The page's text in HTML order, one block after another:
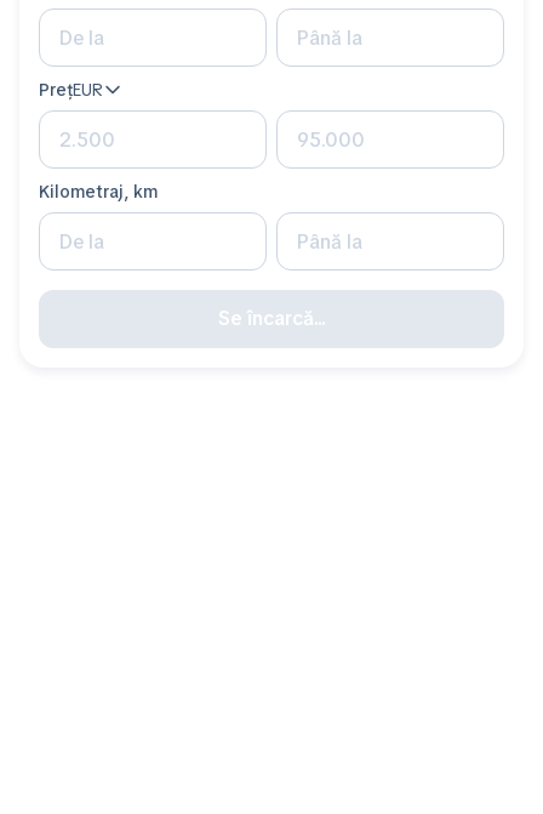
PrețEUR
Kilometraj, km
Se încarcă...